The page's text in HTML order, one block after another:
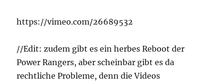
https://vimeo.com/26689532
//Edit: zudem gibt es ein herbes Reboot der
Power Rangers, aber scheinbar gibt es da
rechtliche Probleme, denn die Videos